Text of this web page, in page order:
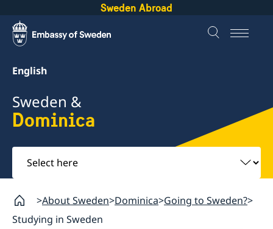
Sweden Abroad
English
Sweden &
Dominica
Select
here
About Sweden Dominica Going to Sweden?
Studying in Sweden